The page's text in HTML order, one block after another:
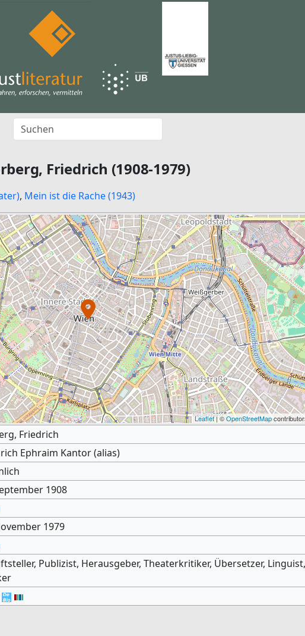
Friedrich (1908-1979)
, Mein ist die Rache (1943)
Leaflet| ©OpenStreetMap
Friedrich
Ephraim Kantor (alias)
1908
1979
Publizist, Herausgeber, Theaterkritiker, Übersetzer,